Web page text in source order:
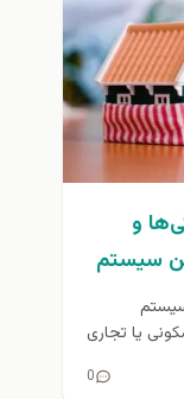
و
سیستم
یا تجاری
0